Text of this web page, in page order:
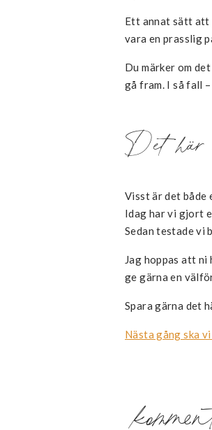
Ett annat sätt att
vara en prasslig
Du märker om
gå fram. I så fall
Det här
Visst är det både
Idag har vi gjort
Sedan testade vi
Jag hoppas att
ge gärna en
Spara gärna det
Nästa gång ska